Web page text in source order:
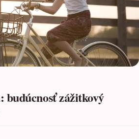
zážitkový